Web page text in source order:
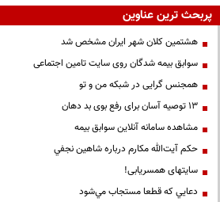
پربحث ترین عناوین
هشتمین کلان شهر ایران مشخص شد
سوابق بیمه شدگان روی سایت تامین اجتماعی
همجنس گرایی در شبکه من و تو
13 توصیه آسان برای رفع بوی بد دهان
مشاهده سامانه آنلاين سوابق بیمه
حكم آيت‌الله مكارم درباره شاهين نجفي
سایتهای همسریابی!
دعايي كه قطعا مستجاب مي‌شود